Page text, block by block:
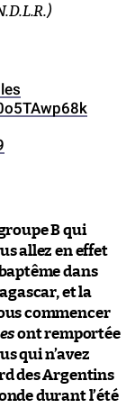
B qui
allez en effet
dans
et la
commencer
ont remportée
qui n’avez
des Argentins
durant l’été